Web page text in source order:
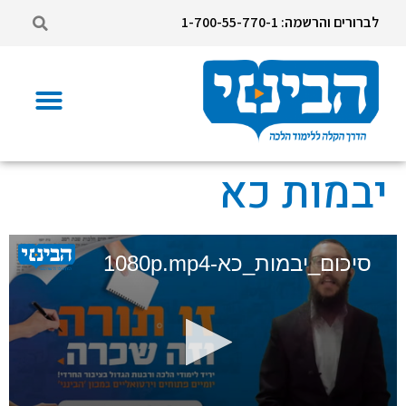
לברורים והרשמה: 1-700-55-770-1
יבמות כא
סיכום_יבמות_כא-1080p.mp4